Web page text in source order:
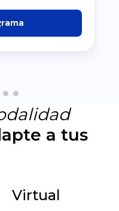
a tus
Virtual